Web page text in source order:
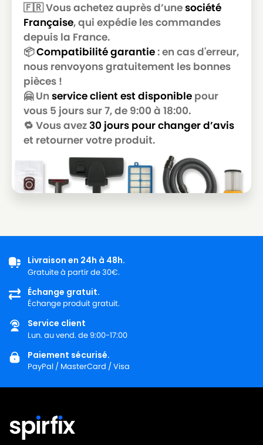
🇫🇷 Vous achetez auprès d’unesociété
Française, qui expédie les commandes
depuis la France.
📦Compatibilité garantie: en cas d'erreur,
nous renvoyons gratuitement les bonnes
pièces !
🤗 Un service client est disponible pour
vous 5 jours sur 7, de 9:00 à 18:00.
🔁 Vous avez30 jours pour changer d’avis
et retourner votre produit.
Livraison en 24h à 48h.
Gratuite à partir de 30€.
Échange gratuit.
Échange produit gratuit.
Service client
Lun. au vend. de 9:00-17:00
Paiement sécurisé.
PayPal / MasterCard / Visa